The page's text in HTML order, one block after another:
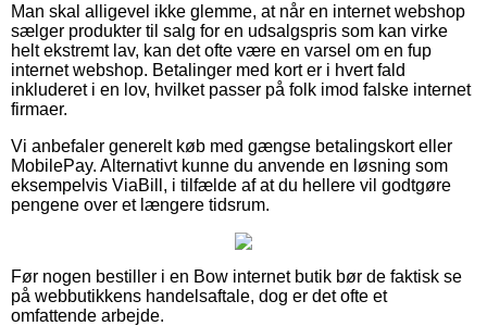
Man skal alligevel ikke glemme, at når en internet webshop
sælger produkter til salg for en udsalgspris som kan virke
helt ekstremt lav, kan det ofte være en varsel om en fup
internet webshop. Betalinger med kort er i hvert fald
inkluderet i en lov, hvilket passer på folk imod falske internet
firmaer.
Vi anbefaler generelt køb med gængse betalingskort eller
MobilePay. Alternativt kunne du anvende en løsning som
eksempelvis ViaBill, i tilfælde af at du hellere vil godtgøre
pengene over et længere tidsrum.
Før nogen bestiller i en Bow internet butik bør de faktisk se
på webbutikkens handelsaftale, dog er det ofte et
omfattende arbejde.